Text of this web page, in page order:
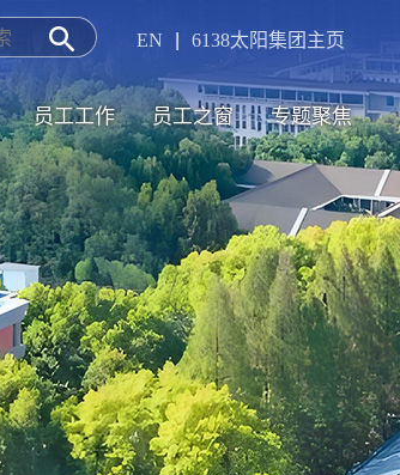
EN 6138太阳集团主页
员工工作 员工之窗 专题聚焦